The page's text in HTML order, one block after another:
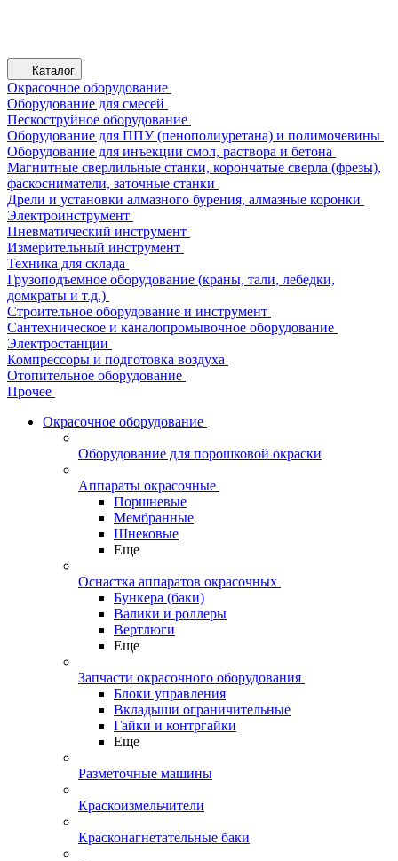
Каталог
Окрасочное оборудование
Оборудование для смесей
Пескоструйное оборудование
Оборудование для ППУ (пенополиуретана) и полимочевины
Оборудование для инъекции смол, раствора и бетона
Магнитные сверлильные станки, корончатые сверла (фрезы),
фаскосниматели, заточные станки
Дрели и установки алмазного бурения, алмазные коронки
Электроинструмент
Пневматический инструмент
Измерительный инструмент
Техника для склада
Грузоподъемное оборудование (краны, тали, лебедки,
домкраты и т.д.)
Строительное оборудование и инструмент
Сантехническое и каналопромывочное оборудование
Электростанции
Компрессоры и подготовка воздуха
Отопительное оборудование
Прочее
Окрасочное оборудование
Оборудование для порошковой окраски
Аппараты окрасочные
Поршневые
Мембранные
Шнековые
Еще
Оснастка аппаратов окрасочных
Бункера (баки)
Валики и роллеры
Вертлюги
Еще
Запчасти окрасочного оборудования
Блоки управления
Вкладыши ограничительные
Гайки и контргайки
Еще
Разметочные машины
Краскоизмельчители
Красконагнетательные баки